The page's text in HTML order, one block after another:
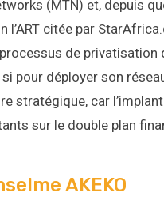
(MTN) et, depuis
l’ART citée par
de privatisation
pour déployer son
stratégique, car
sur le double plan
AKEKO